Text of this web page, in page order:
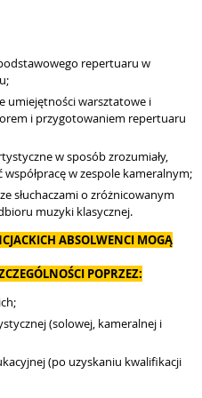
repertuaru w
umiejętności warsztatowe i
i przygotowaniem repertuaru
w sposób zrozumiały,
współpracę w zespole kameralnym;
słuchaczami o zróżnicowanym
muzyki klasycznej.
ABSOLWENCI MOGĄ
POPRZEZ:
(solowej, kameralnej i
(po uzyskaniu kwalifikacji